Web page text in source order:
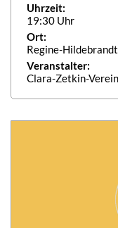
Uhrzeit:
19:30 Uhr
Ort:
Regine-
Veranstalter:
Clara-Zetkin-Verein